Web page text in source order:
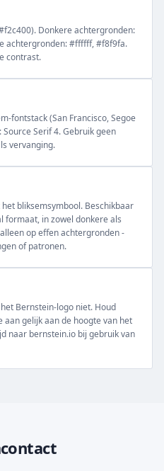
Donkere achtergronden:
achtergronden: #ffffff, #f8f9fa.
contrast.
fontstack (San Francisco, Segoe
Source Serif 4. Gebruik geen
vervanging.
bliksemsymbool. Beschikbaar
formaat, in zowel donkere als
op effen achtergronden -
of patronen.
Bernstein-logo niet. Houd
gelijk aan de hoogte van het
naar bernstein.io bij gebruik van